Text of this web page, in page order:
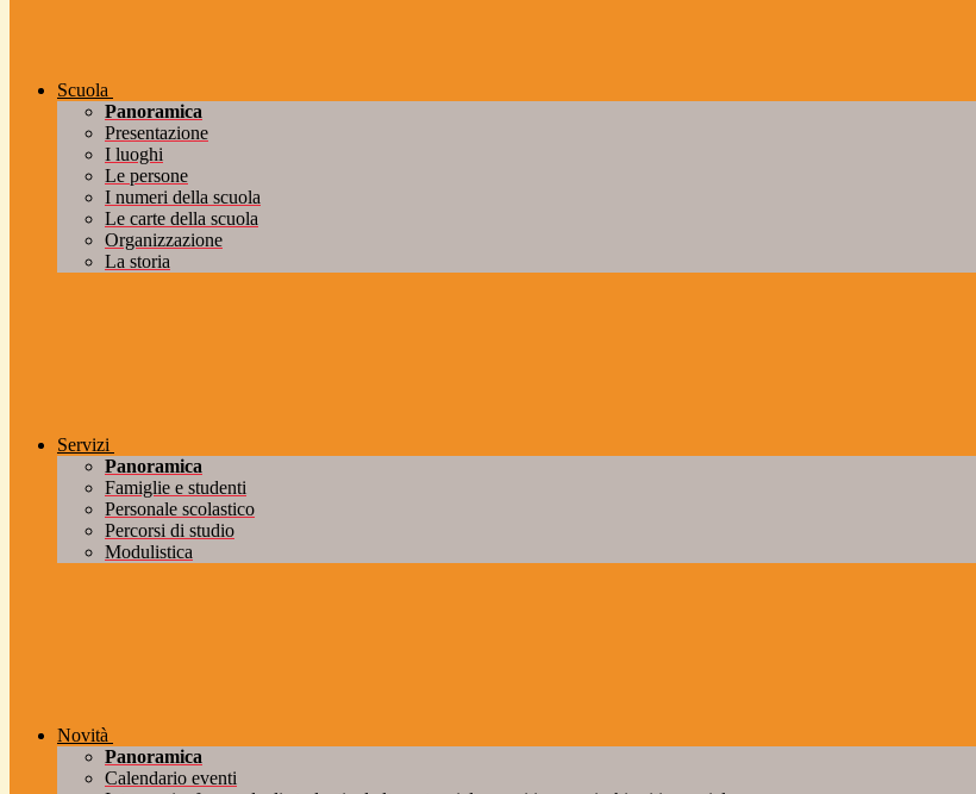
Scuola
Panoramica
Presentazione
I luoghi
Le persone
I numeri della scuola
Le carte della scuola
Organizzazione
La storia
Servizi
Panoramica
Famiglie e studenti
Personale scolastico
Percorsi di studio
Modulistica
Novità
Panoramica
Calendario eventi